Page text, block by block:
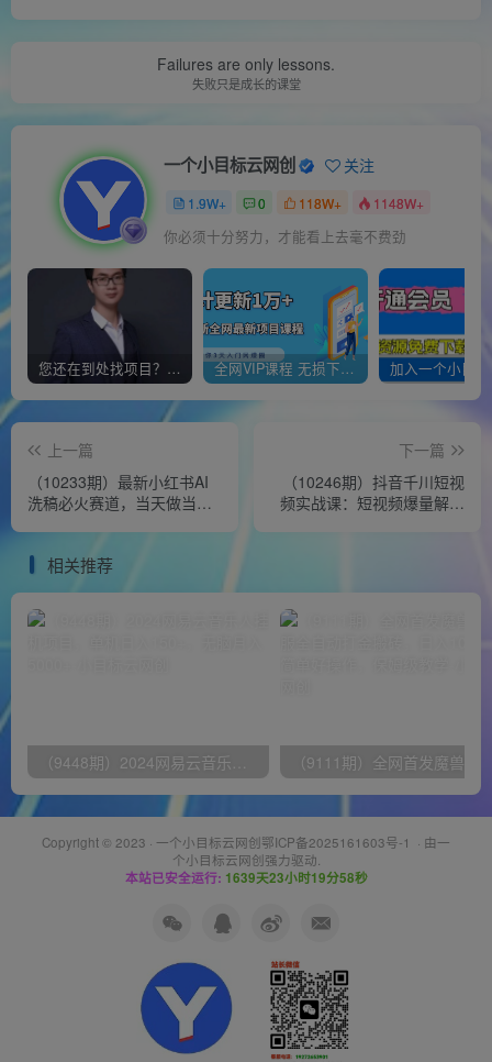
Failures are only lessons.
失败只是成长的课堂
一个小目标云网创 关注
1.9W+ 0 118W+ 1148W+
你必须十分努力，才能看上去毫不费劲
您还在到处找项目？还在当韭菜？我靠经营“一个小目标网创商城”年入百W+，曾经我也负债累累! 全网VIP课程 无损下载~
上一篇
（10233期）最新小红书AI
洗稿必火赛道，当天做当天
下一篇
（10246期）抖音千川短视
频实战课：短视频爆量解决
相关推荐
（9448期）2024网易云音乐人挂机项目，单机日入150+，无脑月入5000+
Copyright © 2023 · 一个小目标云网创鄂ICP备2025161603号-1 · 由一
个小目标云网创强力驱动.
本站已安全运行: 1639天23小时19分58秒